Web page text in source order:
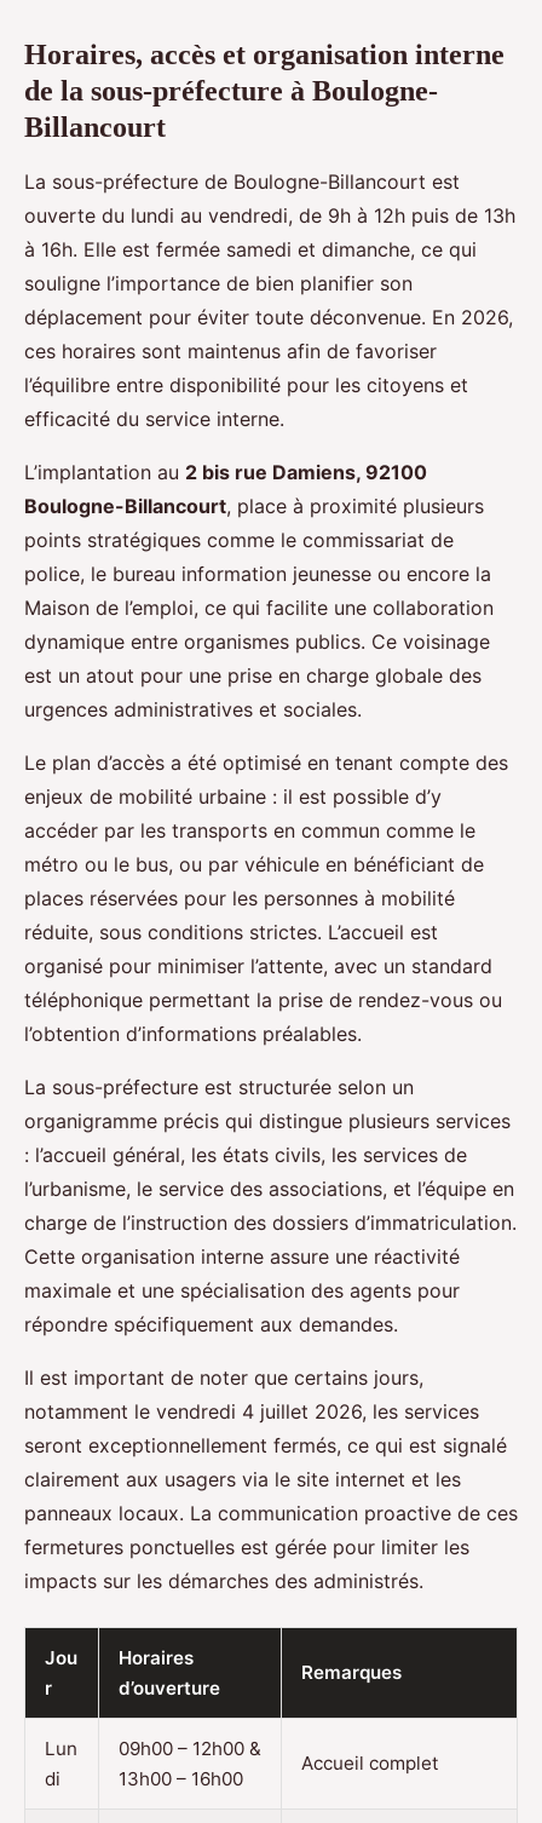
Horaires, accès et organisation interne
de la sous-préfecture à Boulogne-
Billancourt
La sous-préfecture de Boulogne-Billancourt est
ouverte du lundi au vendredi, de 9h à 12h puis de 13h
à 16h. Elle est fermée samedi et dimanche, ce qui
souligne l’importance de bien planifier son
déplacement pour éviter toute déconvenue. En 2026,
ces horaires sont maintenus afin de favoriser
l’équilibre entre disponibilité pour les citoyens et
efficacité du service interne.
L’implantation au 2 bis rue Damiens, 92100
Boulogne-Billancourt, place à proximité plusieurs
points stratégiques comme le commissariat de
police, le bureau information jeunesse ou encore la
Maison de l’emploi, ce qui facilite une collaboration
dynamique entre organismes publics. Ce voisinage
est un atout pour une prise en charge globale des
urgences administratives et sociales.
Le plan d’accès a été optimisé en tenant compte des
enjeux de mobilité urbaine : il est possible d’y
accéder par les transports en commun comme le
métro ou le bus, ou par véhicule en bénéficiant de
places réservées pour les personnes à mobilité
réduite, sous conditions strictes. L’accueil est
organisé pour minimiser l’attente, avec un standard
téléphonique permettant la prise de rendez-vous ou
l’obtention d’informations préalables.
La sous-préfecture est structurée selon un
organigramme précis qui distingue plusieurs services
: l’accueil général, les états civils, les services de
l’urbanisme, le service des associations, et l’équipe en
charge de l’instruction des dossiers d’immatriculation.
Cette organisation interne assure une réactivité
maximale et une spécialisation des agents pour
répondre spécifiquement aux demandes.
Il est important de noter que certains jours,
notamment le vendredi 4 juillet 2026, les services
seront exceptionnellement fermés, ce qui est signalé
clairement aux usagers via le site internet et les
panneaux locaux. La communication proactive de ces
fermetures ponctuelles est gérée pour limiter les
impacts sur les démarches des administrés.
Jou
r
Horaires
d’ouverture
Remarques
Lun
di
09h00 – 12h00 &
13h00 – 16h00
Accueil complet